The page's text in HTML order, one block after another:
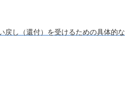
戻し（還付）を受けるための具体的な